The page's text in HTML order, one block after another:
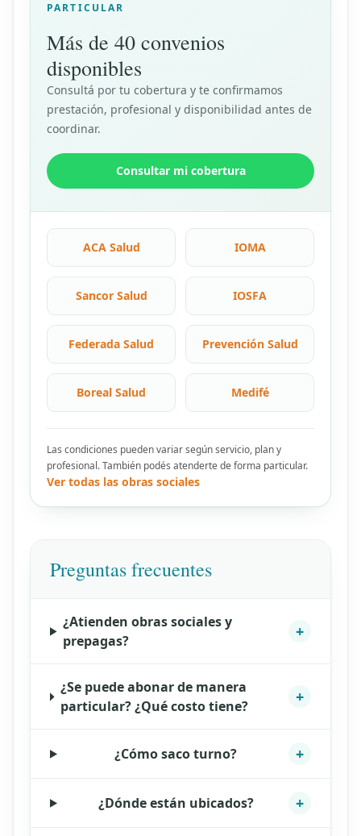
PARTICULAR
Más de 40 convenios
disponibles
Consultá por tu cobertura y te confirmamos
prestación, profesional y disponibilidad antes de
coordinar.
Consultar mi cobertura
ACA Salud IOMA
Sancor Salud IOSFA
Federada Salud Prevención Salud
Boreal Salud Medifé
Las condiciones pueden variar según servicio, plan y
profesional. También podés atenderte de forma particular.
Ver todas las obras sociales
Preguntas frecuentes
¿Atienden obras sociales y
prepagas?
+
¿Se puede abonar de manera
particular? ¿Qué costo tiene?
+
¿Cómo saco turno? +
¿Dónde están ubicados? +